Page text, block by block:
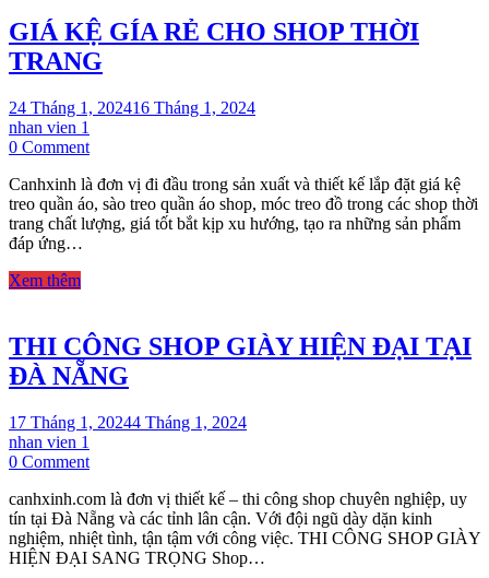
GIÁ KỆ GÍA RẺ CHO SHOP THỜI
TRANG
24 Tháng 1, 202416 Tháng 1, 2024
nhan vien 1
0 Commenton
KỆ
GÍA
RẺ
Canhxinh là đơn vị đi đầu trong sản xuất và thiết kế lắp đặt giá kệ
treo quần áo, sào treo quần áo shop, móc treo đồ trong các shop thời
trang chất lượng, giá tốt bắt kịp xu hướng, tạo ra những sản phẩm
đáp ứng…
Xem thêm
THI CÔNG SHOP GIÀY HIỆN ĐẠI TẠI
ĐÀ NẴNG
17 Tháng 1, 20244 Tháng 1, 2024
nhan vien 1
0 Commenton
CÔNG
SHOP
GIÀY
HIỆN
canhxinh.com là đơn vị thiết kế – thi công shop chuyên nghiệp, uy
tín tại Đà Nẵng và các tỉnh lân cận. Với đội ngũ dày dặn kinh
nghiệm, nhiệt tình, tận tậm với công việc. THI CÔNG SHOP GIÀY
HIỆN ĐẠI SANG TRỌNG Shop…